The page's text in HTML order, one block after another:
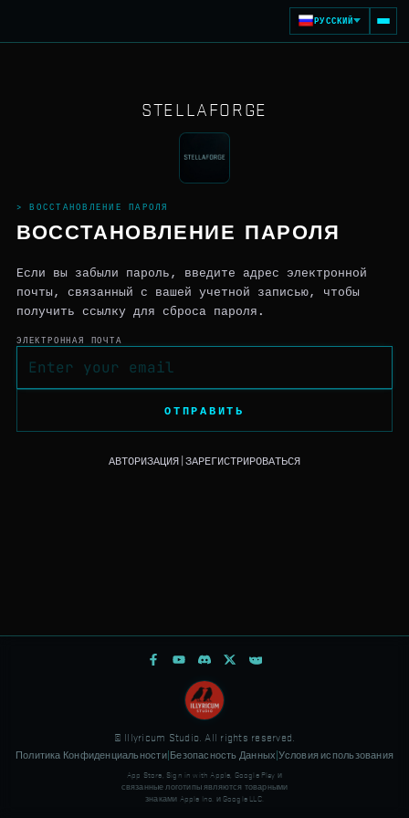
РУССКИЙ
STELLAFORGE
> ВОССТАНОВЛЕНИЕ ПАРОЛЯ
ВОССТАНОВЛЕНИЕ ПАРОЛЯ
Если вы забыли пароль, введите адрес электронной
почты, связанный с вашей учетной записью, чтобы
получить ссылку для сброса пароля.
ЭЛЕКТРОННАЯ ПОЧТА
ОТПРАВИТЬ
АВТОРИЗАЦИЯ ЗАРЕГИСТРИРОВАТЬСЯ
© Illyricum Studio. All rights reserved.
Политика Конфиденциальности| Безопасность Данных |Условия использования
App Store, Sign in with Apple, Google Play и
связанные логотипы являются товарными
знаками Apple Inc. и Google LLC.